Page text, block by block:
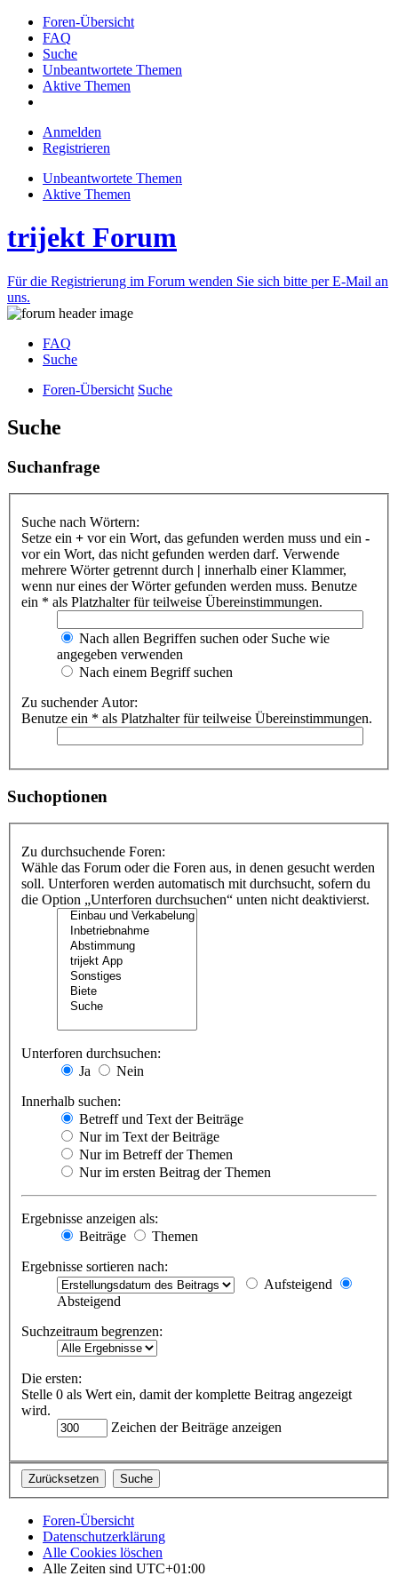
Foren-Übersicht
FAQ
Suche
Unbeantwortete Themen
Aktive Themen
Anmelden
Registrieren
Unbeantwortete Themen
Aktive Themen
trijekt Forum
Für die Registrierung im Forum wenden Sie sich bitte per E-Mail an
uns.
FAQ
Suche
Foren-Übersicht Suche
Suche
Suchanfrage
Suche nach Wörtern:
Setze ein + vor ein Wort, das gefunden werden muss und ein -
vor ein Wort, das nicht gefunden werden darf. Verwende
mehrere Wörter getrennt durch | innerhalb einer Klammer,
wenn nur eines der Wörter gefunden werden muss. Benutze
ein * als Platzhalter für teilweise Übereinstimmungen.
Nach allen Begriffen suchen oder Suche wie
angegeben verwenden
Nach einem Begriff suchen
Zu suchender Autor:
Benutze ein * als Platzhalter für teilweise Übereinstimmungen.
Suchoptionen
Zu durchsuchende Foren:
Wähle das Forum oder die Foren aus, in denen gesucht werden
soll. Unterforen werden automatisch mit durchsucht, sofern du
die Option „Unterforen durchsuchen“ unten nicht deaktivierst.
Unterforen durchsuchen:
Ja
Nein
Innerhalb suchen:
Betreff und Text der Beiträge
Nur im Text der Beiträge
Nur im Betreff der Themen
Nur im ersten Beitrag der Themen
Ergebnisse anzeigen als:
Beiträge
Themen
Ergebnisse sortieren nach:
Aufsteigend
Absteigend
Suchzeitraum begrenzen:
Die ersten:
Stelle 0 als Wert ein, damit der komplette Beitrag angezeigt
wird.
Zeichen der Beiträge anzeigen
Foren-Übersicht
Datenschutzerklärung
Alle Cookies löschen
Alle Zeiten sind UTC+01:00